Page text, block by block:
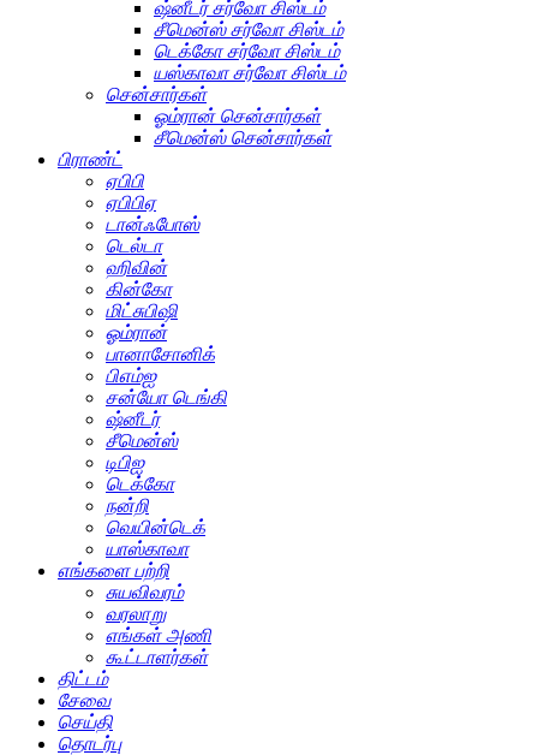
ஷ்னீடர் சர்வோ சிஸ்டம்
சீமென்ஸ் சர்வோ சிஸ்டம்
டெக்கோ சர்வோ சிஸ்டம்
யஸ்காவா சர்வோ சிஸ்டம்
சென்சார்கள்
ஓம்ரான் சென்சார்கள்
சீமென்ஸ் சென்சார்கள்
பிராண்ட்
ஏபிபி
ஏபிபிஏ
டான்ஃபோஸ்
டெல்டா
ஹிவின்
கின்கோ
மிட்சுபிஷி
ஓம்ரான்
பானாசோனிக்
பிஎம்ஐ
சன்யோ டெங்கி
ஷ்னீடர்
சீமென்ஸ்
டிபிஐ
டெக்கோ
நன்றி
வெயின்டெக்
யாஸ்காவா
எங்களை பற்றி
சுயவிவரம்
வரலாறு
எங்கள் அணி
கூட்டாளர்கள்
திட்டம்
சேவை
செய்தி
தொடர்பு